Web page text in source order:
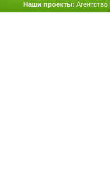
Наши проекты: